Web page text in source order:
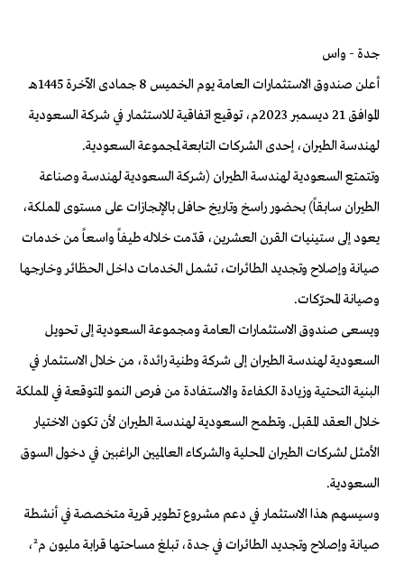
جدة - واس
أعلن صندوق الاستثمارات العامة يوم الخميس 8 جمادى الآخرة 1445هـ
الموافق 21 ديسمبر 2023م، توقيع اتفاقية للاستثمار في شركة السعودية
لهندسة الطيران، إحدى الشركات التابعة لمجموعة السعودية.
وتتمتع السعودية لهندسة الطيران (شركة السعودية لهندسة وصناعة
الطيران سابقاً) بحضور راسخ وتاريخ حافل بالإنجازات على مستوى المملكة،
يعود إلى ستينيات القرن العشرين، قدّمت خلاله طيفاً واسعاً من خدمات
صيانة وإصلاح وتجديد الطائرات، تشمل الخدمات داخل الحظائر وخارجها
وصيانة المحرّكات.
ويسعى صندوق الاستثمارات العامة ومجموعة السعودية إلى تحويل
السعودية لهندسة الطيران إلى شركة وطنية رائدة، من خلال الاستثمار في
البنية التحتية وزيادة الكفاءة والاستفادة من فرص النمو المتوقعة في المملكة
خلال العقد المقبل. وتطمح السعودية لهندسة الطيران لأن تكون الاختيار
الأمثل لشركات الطيران المحلية والشركاء العالميين الراغبين في دخول السوق
السعودية.
وسيسهم هذا الاستثمار في دعم مشروع تطوير قرية متخصصة في أنشطة
صيانة وإصلاح وتجديد الطائرات في جدة، تبلغ مساحتها قرابة مليون م²،